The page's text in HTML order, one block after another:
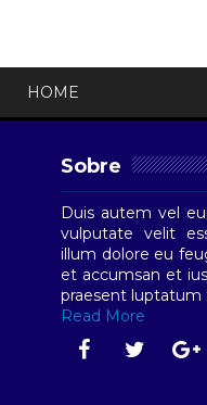
HOME
Sobre
Duis autem vel
vulputate velit
illum dolore eu
et accumsan et
praesent luptatum
Read More